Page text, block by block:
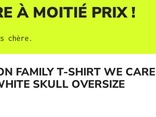
À MOITIÉ PRIX !
chère.
FAMILY T-SHIRT WE CARE
SKULL OVERSIZE